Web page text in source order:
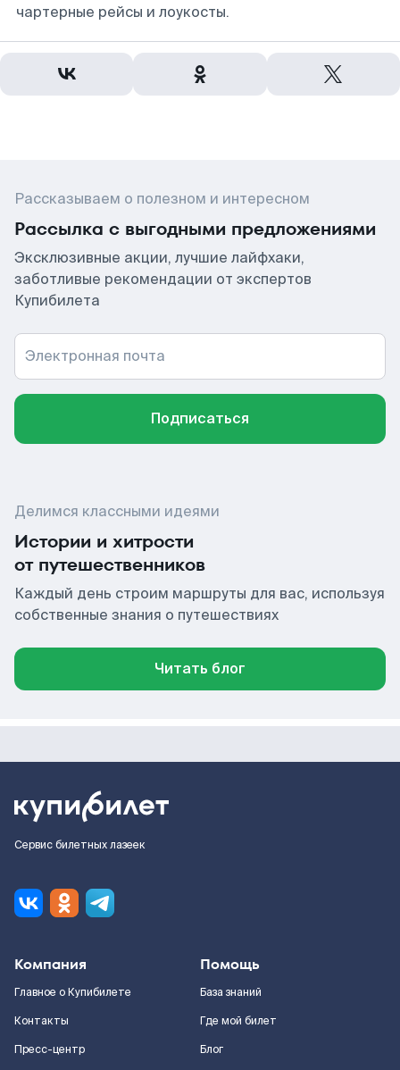
чартерные рейсы и лоукосты.
Рассказываем о полезном и интересном
Рассылка с выгодными предложениями
Эксклюзивные акции, лучшие лайфхаки,
заботливые рекомендации от экспертов
Купибилета
Электронная почта
Подписаться
Делимся классными идеями
Истории и хитрости
от путешественников
Каждый день строим маршруты для вас, используя
собственные знания о путешествиях
Читать блог
Сервис билетных лазеек
Компания
Главное о Купибилете
Контакты
Пресс-центр
Помощь
База знаний
Где мой билет
Блог